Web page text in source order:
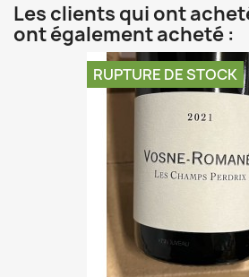
Les clients qui ont
ont également acheté :
RUPTURE DE STOCK